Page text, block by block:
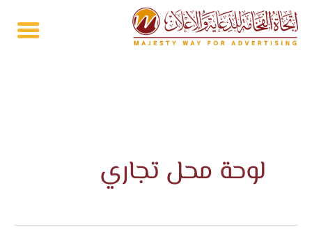
تخطي
إلى
المحتوى
لوحة محل تجاري